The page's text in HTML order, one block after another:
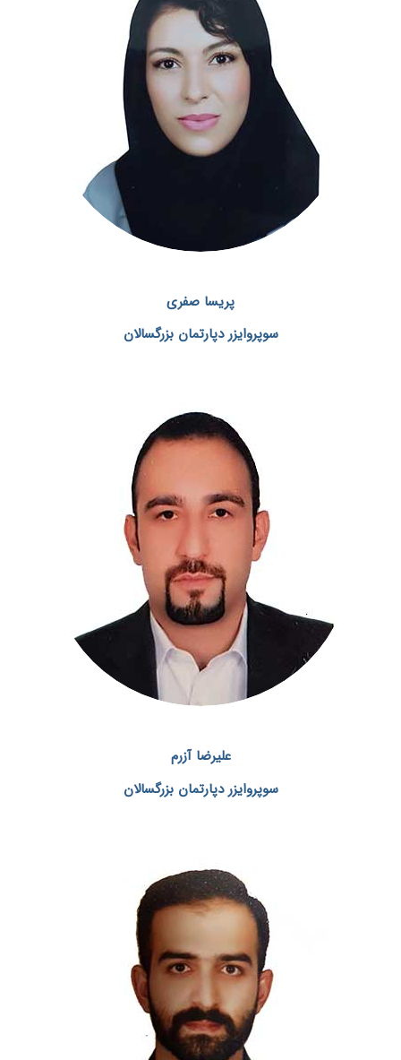
پریسا صفری
سوپروایزر دپارتمان بزرگسالان
علیرضا آزرم
سوپروایزر دپارتمان بزرگسالان